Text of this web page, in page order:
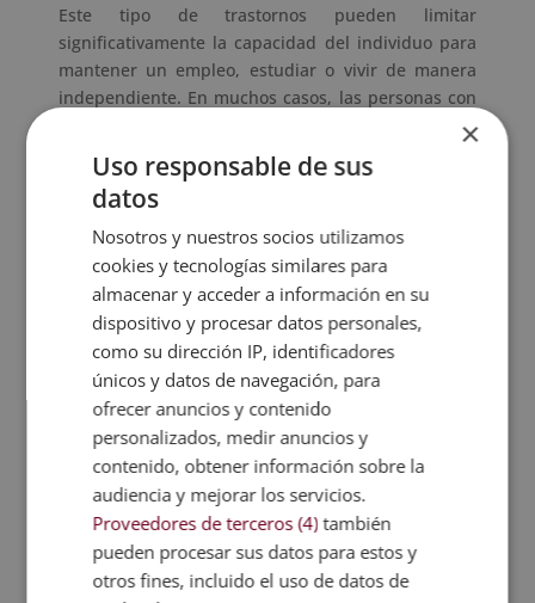
Este tipo de trastornos pueden limitar
significativamente la capacidad del individuo para
mantener un empleo, estudiar o vivir de manera
independiente. En muchos casos, las personas con
esquizofrenia requieren apoyo constante y
¿Qué enfermedades mentales entran en el
certificado de discapacidad?
certificado de discapacidades un documento
legal que reconoce a una persona como
discapacitadas según ciertos criterios establecidos
por las autoridades. En muchos países, la
obtención de este certificadoestá relacionada con
la gravedad de la enfermedad mental y su impacto
en la vida del individuo.
enfermedades que entran en el certificado de
discapacidadincluyen aquellos trastorno mentales
que limitan de manera significativa la capacidad de
la persona para realizar actividades cotidianas,
como trabajar o estudiar. Trastornos como la
esquizofrenia, el trastorno bipolar, la depresión
×
Uso responsable de sus
datos
Nosotros y nuestros socios utilizamos
cookies y tecnologías similares para
almacenar y acceder a información en su
dispositivo y procesar datos personales,
como su dirección IP, identificadores
únicos y datos de navegación, para
ofrecer anuncios y contenido
personalizados, medir anuncios y
contenido, obtener información sobre la
audiencia y mejorar los servicios.
Proveedores de terceros (4) también
pueden procesar sus datos para estos y
otros fines, incluido el uso de datos de